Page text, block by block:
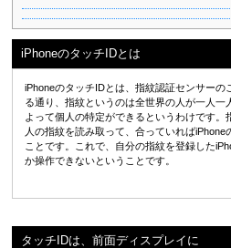
iPhoneのタッチIDとは
iPhoneのタッチIDとは、指紋認証センサー
る通り、指紋というのは全世界の人が一人一
よって個人の特定ができるというわけです。
人の指紋を読み取って、合っていれば
ことです。これで、自分の指紋を登録した
か操作できないということです。
タッチIDは、前面ディスプレイに